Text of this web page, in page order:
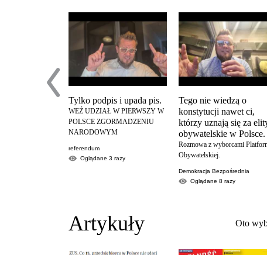
Tylko podpis i upada pis.
WEŹ UDZIAŁ W PIERWSZY W
POLSCE ZGORMADZENIU
NARODOWYM
referendum
Oglądane 3 razy
Tego nie wiedzą o
konstytucji nawet ci,
którzy uznają się za
obywatelskie w Polsce.
Rozmowa z wyborcami
Obywatelskiej.
Demokracja Bezpośrednia
Oglądane 8razy
Artykuły Oto